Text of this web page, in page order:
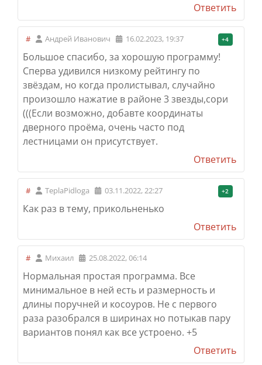
Ответить
# Андрей Иванович 16.02.2023, 19:37 +4
Большое спасибо, за хорошую программу!
Сперва удивился низкому рейтингу по
звёздам, но когда пролистывал, случайно
произошло нажатие в районе 3 звезды,сори
(((Если возможно, добавте координаты
дверного проёма, очень часто под
лестницами он присутствует.
Ответить
# TeplaPidloga 03.11.2022, 22:27 +2
Как раз в тему, прикольненько
Ответить
# Михаил 25.08.2022, 06:14
Нормальная простая программа. Все
минимальное в ней есть и размерность и
длины поручней и косоуров. Не с первого
раза разобрался в ширинах но потыкав пару
вариантов понял как все устроено. +5
Ответить